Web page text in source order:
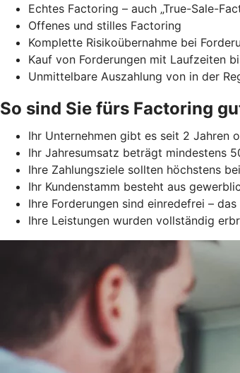
Echtes Factoring – auch „True-Sale-
Offenes und stilles Factoring
Komplette Risikoübernahme bei
Kauf von Forderungen mit Laufzeiten
Unmittelbare Auszahlung von in der
So sind Sie fürs Factoring
Ihr Unternehmen gibt es seit 2 Jahren
Ihr Jahresumsatz beträgt mindestens
Ihre Zahlungsziele sollten höchstens
Ihr Kundenstamm besteht aus
Ihre Forderungen sind einredefrei –
Ihre Leistungen wurden vollständig